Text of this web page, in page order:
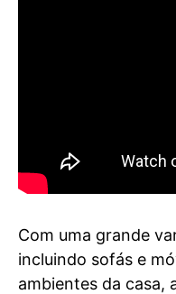
Com uma grande
incluindo sofás e
ambientes da casa,